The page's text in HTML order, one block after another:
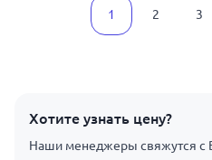
1 2 3
Хотите узнать цену?
Наши менеджеры свяжутся с